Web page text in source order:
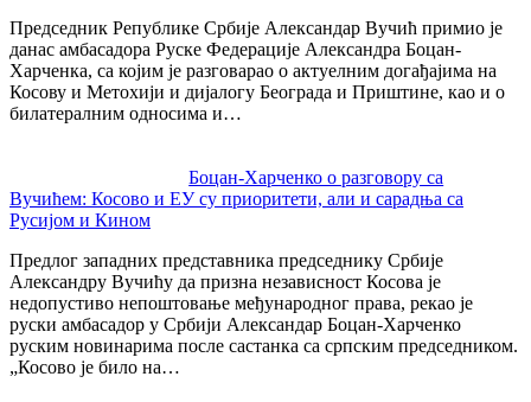
Председник Републике Србије Александар Вучић примио је
данас амбасадора Руске Федерације Александра Боцан-
Харченка, са којим је разговарао о актуелним догађајима на
Косову и Метохији и дијалогу Београда и Приштине, као и о
билатералним односима и…
Боцан-Харченко о разговору са
Вучићем: Косово и ЕУ су приоритети, али и сарадња са
Русијом и Кином
Предлог западних представника председнику Србије
Александру Вучићу да призна независност Косова је
недопустиво непоштовање међународног права, рекао је
руски амбасадор у Србији Александар Боцан-Харченко
руским новинарима после састанка са српским председником.
„Косово је било на…